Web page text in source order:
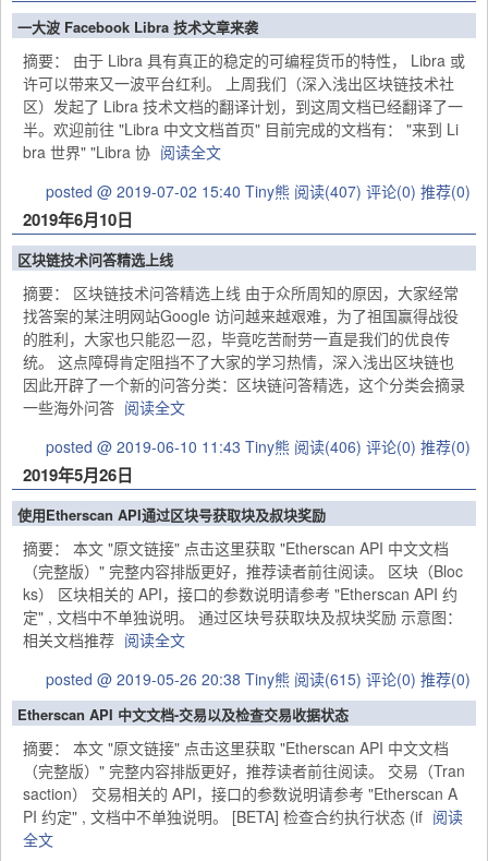
一大波 Facebook Libra 技术文章来袭
摘要： 由于 Libra 具有真正的稳定的可编程货币的特性， Libra 或
许可以带来又一波平台红利。 上周我们（深入浅出区块链技术社
区）发起了 Libra 技术文档的翻译计划，到这周文档已经翻译了一
半。欢迎前往 "Libra 中文文档首页" 目前完成的文档有： "来到 Li
bra 世界" "Libra 协 阅读全文
posted @ 2019-07-02 15:40 Tiny熊 阅读(407) 评论(0) 推荐(0)
2019年6月10日
区块链技术问答精选上线
摘要： 区块链技术问答精选上线 由于众所周知的原因，大家经常
找答案的某注明网站Google 访问越来越艰难，为了祖国赢得战役
的胜利，大家也只能忍一忍，毕竟吃苦耐劳一直是我们的优良传
统。 这点障碍肯定阻挡不了大家的学习热情，深入浅出区块链也
因此开辟了一个新的问答分类：区块链问答精选，这个分类会摘录
一些海外问答 阅读全文
posted @ 2019-06-10 11:43 Tiny熊 阅读(406) 评论(0) 推荐(0)
2019年5月26日
使用Etherscan API通过区块号获取块及叔块奖励
摘要： 本文 "原文链接" 点击这里获取 "Etherscan API 中文文档
（完整版）" 完整内容排版更好，推荐读者前往阅读。 区块（Bloc
ks） 区块相关的 API，接口的参数说明请参考 "Etherscan API 约
定" , 文档中不单独说明。 通过区块号获取块及叔块奖励 示意图：
相关文档推荐 阅读全文
posted @ 2019-05-26 20:38 Tiny熊 阅读(615) 评论(0) 推荐(0)
Etherscan API 中文文档-交易以及检查交易收据状态
摘要： 本文 "原文链接" 点击这里获取 "Etherscan API 中文文档
（完整版）" 完整内容排版更好，推荐读者前往阅读。 交易（Tran
saction） 交易相关的 API，接口的参数说明请参考 "Etherscan A
PI 约定" , 文档中不单独说明。 [BETA] 检查合约执行状态 (if 阅读
全文